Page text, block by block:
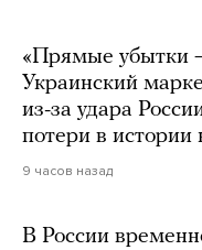
«Прямые убытки
Украинский
из-за удара
потери в истории
9 часов назад
В России